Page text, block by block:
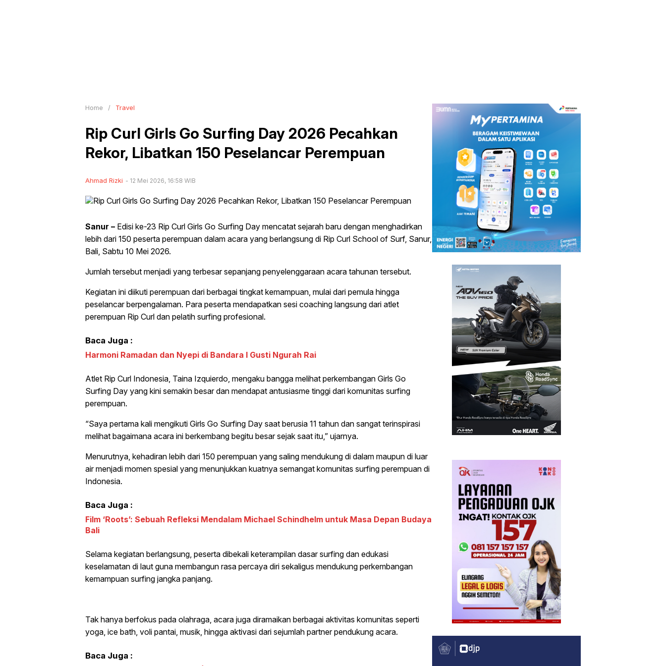
Home / Travel
Rip Curl Girls Go Surfing Day 2026 Pecahkan
Rekor, Libatkan 150 Peselancar Perempuan
Ahmad Rizki 12 Mei 2026, 16:58 WIB
Sanur – Edisi ke-23 Rip Curl Girls Go Surfing Day mencatat sejarah baru dengan menghadirkan
lebih dari 150 peserta perempuan dalam acara yang berlangsung di Rip Curl School of Surf, Sanur,
Bali, Sabtu 10 Mei 2026.
Jumlah tersebut menjadi yang terbesar sepanjang penyelenggaraan acara tahunan tersebut.
Kegiatan ini diikuti perempuan dari berbagai tingkat kemampuan, mulai dari pemula hingga
peselancar berpengalaman. Para peserta mendapatkan sesi coaching langsung dari atlet
perempuan Rip Curl dan pelatih surfing profesional.
Baca Juga :
Harmoni Ramadan dan Nyepi di Bandara I Gusti Ngurah Rai
Atlet Rip Curl Indonesia, Taina Izquierdo, mengaku bangga melihat perkembangan Girls Go
Surfing Day yang kini semakin besar dan mendapat antusiasme tinggi dari komunitas surfing
perempuan.
“Saya pertama kali mengikuti Girls Go Surfing Day saat berusia 11 tahun dan sangat terinspirasi
melihat bagaimana acara ini berkembang begitu besar sejak saat itu,” ujarnya.
Menurutnya, kehadiran lebih dari 150 perempuan yang saling mendukung di dalam maupun di luar
air menjadi momen spesial yang menunjukkan kuatnya semangat komunitas surfing perempuan di
Indonesia.
Baca Juga :
Film ‘Roots’: Sebuah Refleksi Mendalam Michael Schindhelm untuk Masa Depan Budaya
Bali
Selama kegiatan berlangsung, peserta dibekali keterampilan dasar surfing dan edukasi
keselamatan di laut guna membangun rasa percaya diri sekaligus mendukung perkembangan
kemampuan surfing jangka panjang.
Tak hanya berfokus pada olahraga, acara juga diramaikan berbagai aktivitas komunitas seperti
yoga, ice bath, voli pantai, musik, hingga aktivasi dari sejumlah partner pendukung acara.
Baca Juga :